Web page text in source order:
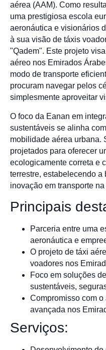
aérea (AAM). Como
uma prestigiosa escola
aeronáutica e visionários
à sua visão de táxis
"Qadem". Este projeto
aéreo nos Emirados
modo de transporte
procuram navegar pelos
simplesmente aproveitar
O foco da Eanan em
sustentáveis se alinha
mobilidade aérea urbana.
projetados para oferecer
ecologicamente correta e
terrestre, estabelecendo
inovação em transporte
Principais
Parceria entre uma
aeronáutica e
O projeto de táxi
voadores nos
Foco em soluções
sustentáveis,
Compromisso com
avançada nos
Serviços: